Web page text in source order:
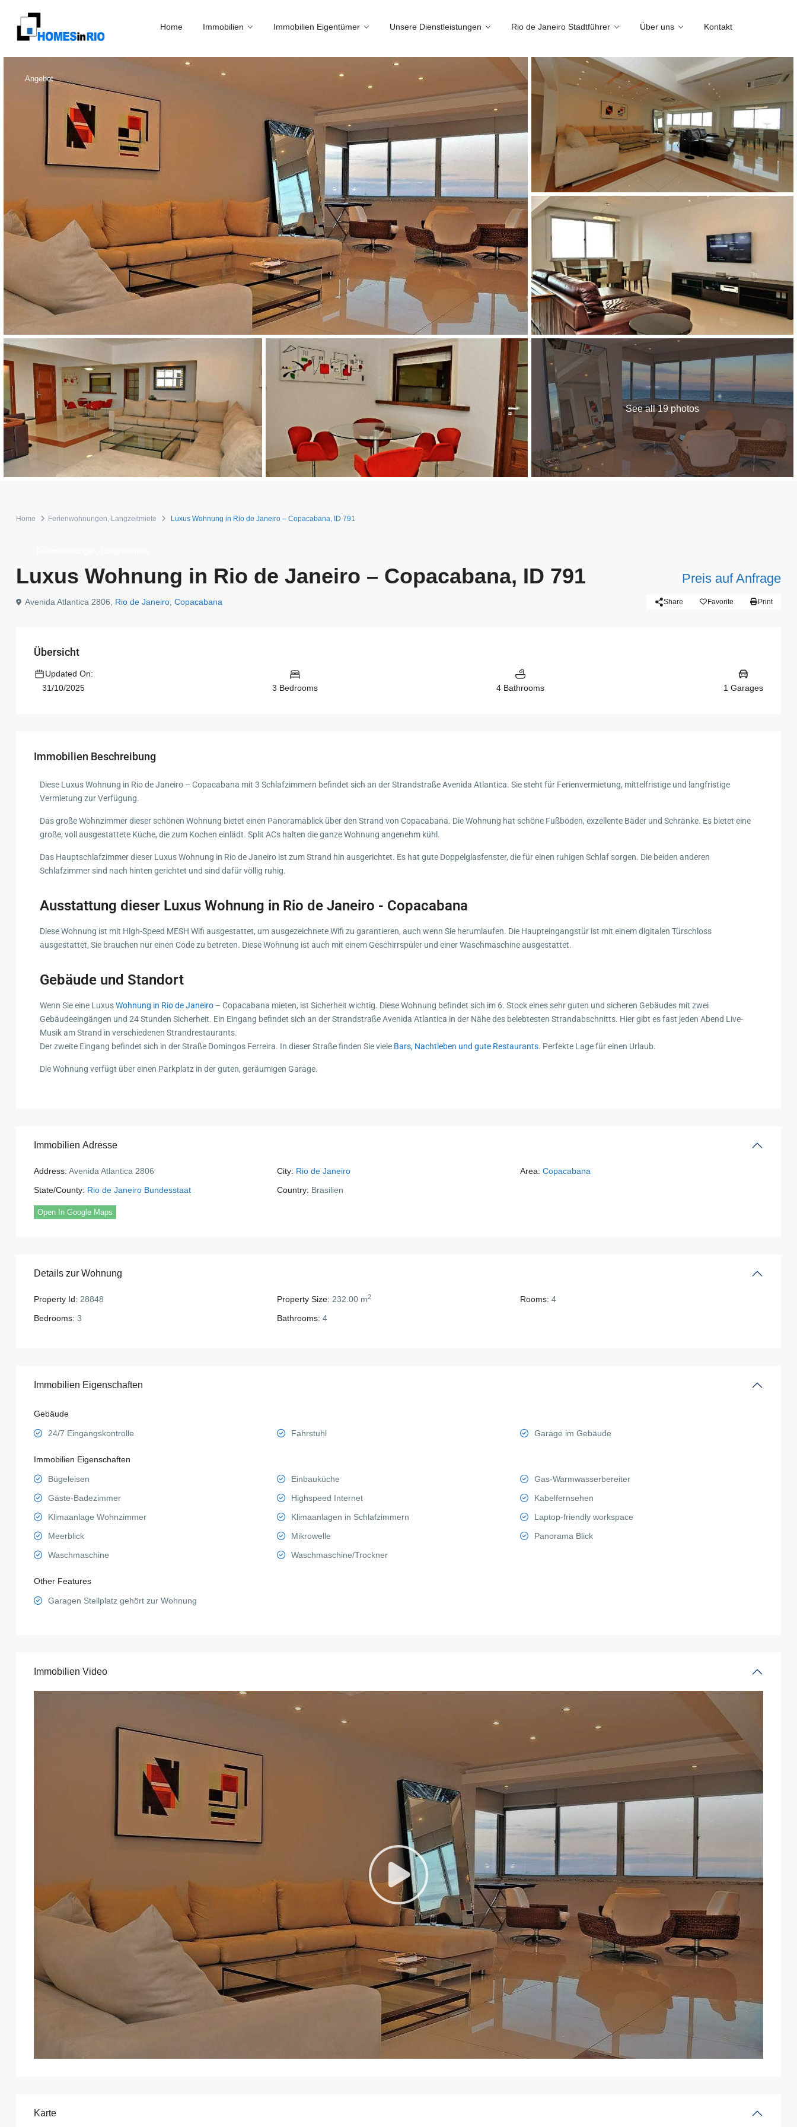
Home Immobilien Immobilien Eigentümer Unsere Dienstleistungen Rio de Janeiro Stadtführer Über uns Kontakt
Angebot
See all 19 photos
Home Ferienwohnungen, Langzeitmiete Luxus Wohnung in Rio de Janeiro – Copacabana, ID 791
Luxus Wohnung in Rio de Janeiro – Copacabana, ID 791 Preis auf Anfrage
Avenida Atlantica 2806, Rio de Janeiro Copacabana Share Favorite Print
Übersicht
Updated On:
31/10/2025
3 Bedrooms 4 Bathrooms 1 Garages
Immobilien Beschreibung
Diese Luxus Wohnung in Rio de Janeiro – Copacabana mit 3 Schlafzimmern befindet sich an der Strandstraße Avenida Atlantica. Sie steht für Ferienvermietung, mittelfristige und langfristige
Vermietung zur Verfügung.
Das große Wohnzimmer dieser schönen Wohnung bietet einen Panoramablick über den Strand von Copacabana. Die Wohnung hat schöne Fußböden, exzellente Bäder und Schränke. Es bietet eine
große, voll ausgestattete Küche, die zum Kochen einlädt. Split ACs halten die ganze Wohnung angenehm kühl.
Das Hauptschlafzimmer dieser Luxus Wohnung in Rio de Janeiro ist zum Strand hin ausgerichtet. Es hat gute Doppelglasfenster, die für einen ruhigen Schlaf sorgen. Die beiden anderen
Schlafzimmer sind nach hinten gerichtet und sind dafür völlig ruhig.
Ausstattung dieser Luxus Wohnung in Rio de Janeiro - Copacabana
Diese Wohnung ist mit High-Speed MESH Wifi ausgestattet, um ausgezeichnete Wifi zu garantieren, auch wenn Sie herumlaufen. Die Haupteingangstür ist mit einem digitalen Türschloss
ausgestattet, Sie brauchen nur einen Code zu betreten. Diese Wohnung ist auch mit einem Geschirrspüler und einer Waschmaschine ausgestattet.
Gebäude und Standort
Wenn Sie eine LuxusWohnung in Rio de Janeiro – Copacabana mieten, ist Sicherheit wichtig. Diese Wohnung befindet sich im 6. Stock eines sehr guten und sicheren Gebäudes mit zwei
Gebäudeeingängen und 24 Stunden Sicherheit. Ein Eingang befindet sich an der Strandstraße Avenida Atlantica in der Nähe des belebtesten Strandabschnitts. Hier gibt es fast jeden Abend Live-
Musik am Strand in verschiedenen Strandrestaurants.
Der zweite Eingang befindet sich in der Straße Domingos Ferreira. In dieser Straße finden Sie viele Bars, Nachtleben und gute Restaurants. Perfekte Lage für einen Urlaub.
Die Wohnung verfügt über einen Parkplatz in der guten, geräumigen Garage.
Immobilien Adresse
Address: Avenida Atlantica 2806 City: Rio de Janeiro Area: Copacabana
State/County: Rio de Janeiro Bundesstaat Country: Brasilien
Open In Google Maps
Details zur Wohnung
Property Id: 28848 Property Size: 232.00 m2 Rooms: 4
Bedrooms: 3 Bathrooms: 4
Immobilien Eigenschaften
Gebäude
24/7 Eingangskontrolle Fahrstuhl Garage im Gebäude
Immobilien Eigenschaften
Bügeleisen Einbauküche
Gas-Warmwasserbereiter
Gäste-Badezimmer
Highspeed Internet
Kabelfernsehen
Klimaanlage Wohnzimmer
Klimaanlagen in Schlafzimmern
Laptop-friendly workspace
Meerblick
Mikrowelle
Panorama Blick
Waschmaschine
Waschmaschine/Trockner
Other Features
Garagen Stellplatz gehört zur Wohnung
Immobilien Video
Karte